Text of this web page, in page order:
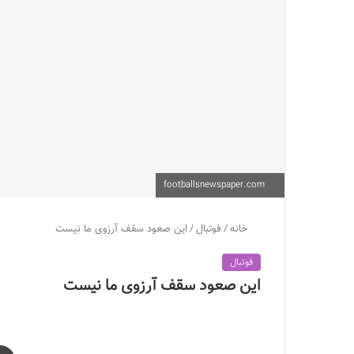
خانه/ فوتبال/ این صعود سقف آرزوی ما نیست
فوتبال
این صعود سقف آرزوی ما نیست